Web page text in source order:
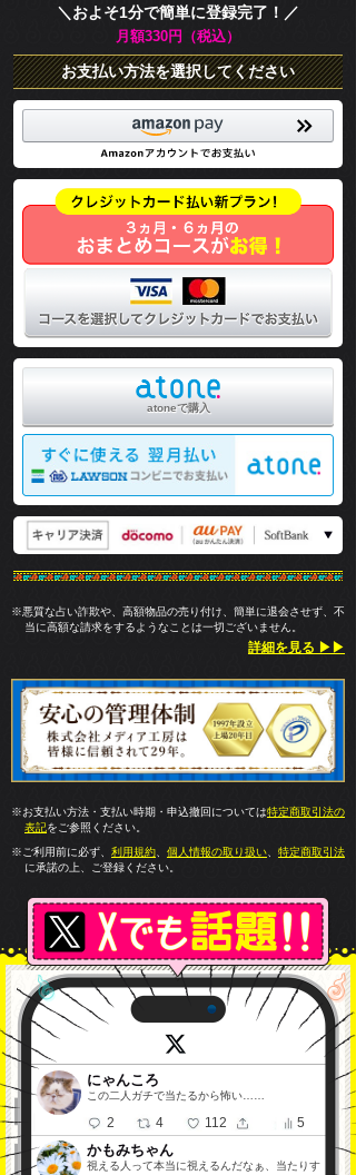
＼およそ1分で簡単に登録完了！／
月額330円（税込）
お支払い方法を選択してください
atoneで購入
※悪質な占い詐欺や、高額物品の売り付け、簡単に退会させず、不
当に高額な請求をするようなことは一切ございません。
詳細を見る ▶▶
※お支払い方法・支払い時期・申込撤回については特定商取引法の
表記をご参照ください。
※ご利用前に必ず、 利用規約、 個人情報の取り扱い、 特定商取引法
に承諾の上、ご登録ください。
にゃんころ
この二人ガチで当たるから怖い……
2 4 112 5
かもみちゃん
視える人って本当に視えるんだなぁ、当たりす